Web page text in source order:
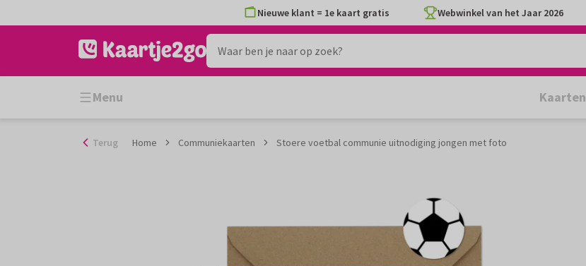
naar
Nieuwe klant = 1e kaart gratis Webwinkel van het Jaar 2026
Menu Kaarten
Terug Home Communiekaarten Stoere voetbal communie uitnodiging jongen met foto